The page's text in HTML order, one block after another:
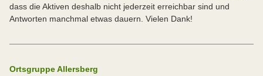
dass die Aktiven deshalb nicht jederzeit erreichbar sind und
Antworten manchmal etwas dauern. Vielen Dank!
Ortsgruppe Allersberg